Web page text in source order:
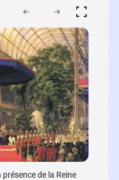
de la Reine